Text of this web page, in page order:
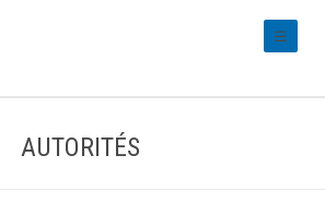
AUTORITÉS